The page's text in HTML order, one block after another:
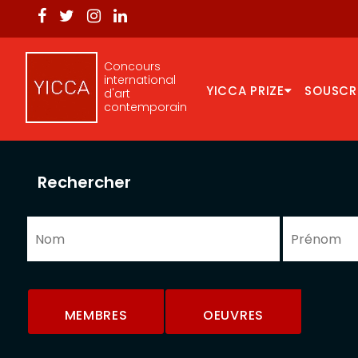
Concours
international
d'art
contemporain
YICCA PRIZE
Rechercher
MEMBRES OEUVRES